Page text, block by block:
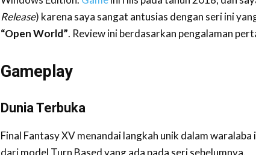
Release) karena saya sangat antusias dengan seri ini
“Open World”. Review ini berdasarkan pengalaman
Gameplay
Dunia Terbuka
Final Fantasy XV menandai langkah unik dalam
dari model Turn Based yang ada pada seri sebelumnya.